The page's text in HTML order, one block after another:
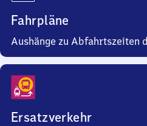
Fahrpläne
Aushänge zu Abfahrtszeiten
Ersatzverkehr